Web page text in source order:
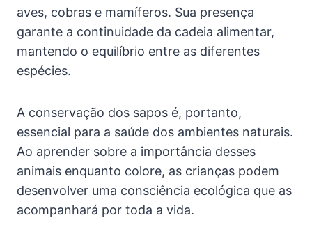
aves, cobras e mamíferos. Sua presença
garante a continuidade da cadeia alimentar,
mantendo o equilíbrio entre as diferentes
espécies.
A conservação dos sapos é, portanto,
essencial para a saúde dos ambientes naturais.
Ao aprender sobre a importância desses
animais enquanto colore, as crianças podem
desenvolver uma consciência ecológica que as
acompanhará por toda a vida.